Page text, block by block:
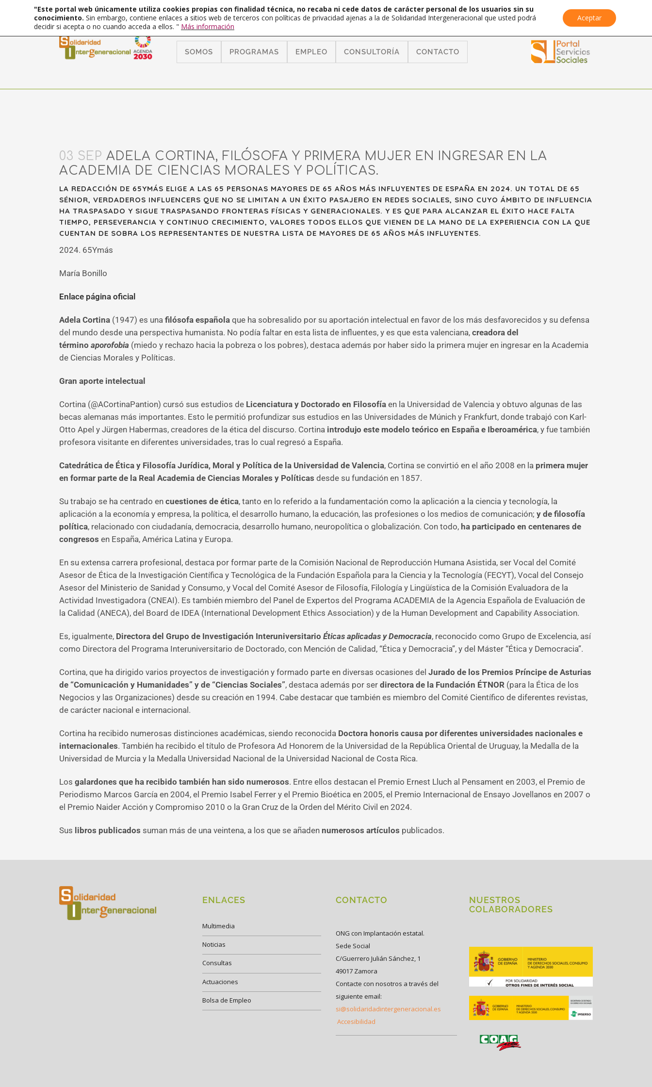
SOMOS PROGRAMAS EMPLEO CONSULTORÍA CONTACTO
03 SEP ADELA CORTINA, FILÓSOFA Y PRIMERA MUJER EN INGRESAR EN LA
ACADEMIA DE CIENCIAS MORALES Y POLÍTICAS.
LA REDACCIÓN DE 65YMÁS ELIGE A LAS 65 PERSONAS MAYORES DE 65 AÑOS MÁS INFLUYENTES DE ESPAÑA EN 2024. UN TOTAL DE 65
SÉNIOR, VERDADEROS INFLUENCERS QUE NO SE LIMITAN A UN ÉXITO PASAJERO EN REDES SOCIALES, SINO CUYO ÁMBITO DE INFLUENCIA
HA TRASPASADO Y SIGUE TRASPASANDO FRONTERAS FÍSICAS Y GENERACIONALES. Y ES QUE PARA ALCANZAR EL ÉXITO HACE FALTA
TIEMPO, PERSEVERANCIA Y CONTINUO CRECIMIENTO, VALORES TODOS ELLOS QUE VIENEN DE LA MANO DE LA EXPERIENCIA CON LA QUE
CUENTAN DE SOBRA LOS REPRESENTANTES DE NUESTRA LISTA DE MAYORES DE 65 AÑOS MÁS INFLUYENTES.
2024. 65Ymás
María Bonillo
Enlace página oficial
Adela Cortina (1947) es una filósofa española que ha sobresalido por su aportación intelectual en favor de los más desfavorecidos y su defensa
del mundo desde una perspectiva humanista. No podía faltar en esta lista de influentes, y es que esta valenciana, creadora del
término aporofobia (miedo y rechazo hacia la pobreza o los pobres), destaca además por haber sido la primera mujer en ingresar en la Academia
de Ciencias Morales y Políticas.
Gran aporte intelectual
Cortina (@ACortinaPantion) cursó sus estudios de Licenciatura y Doctorado en Filosofía en la Universidad de Valencia y obtuvo algunas de las
becas alemanas más importantes. Esto le permitió profundizar sus estudios en las Universidades de Múnich y Frankfurt, donde trabajó con Karl-
Otto Apel y Jürgen Habermas, creadores de la ética del discurso. Cortina introdujo este modelo teórico en España e Iberoamérica, y fue también
profesora visitante en diferentes universidades, tras lo cual regresó a España.
Catedrática de Ética y Filosofía Jurídica, Moral y Política de la Universidad de Valencia, Cortina se convirtió en el año 2008 en la primera mujer
en formar parte de la Real Academia de Ciencias Morales y Políticas desde su fundación en 1857.
Su trabajo se ha centrado en cuestiones de ética, tanto en lo referido a la fundamentación como la aplicación a la ciencia y tecnología, la
aplicación a la economía y empresa, la política, el desarrollo humano, la educación, las profesiones o los medios de comunicación; y de filosofía
política, relacionado con ciudadanía, democracia, desarrollo humano, neuropolítica o globalización. Con todo, ha participado en centenares de
congresos en España, América Latina y Europa.
En su extensa carrera profesional, destaca por formar parte de la Comisión Nacional de Reproducción Humana Asistida, ser Vocal del Comité
Asesor de Ética de la Investigación Científica y Tecnológica de la Fundación Española para la Ciencia y la Tecnología (FECYT), Vocal del Consejo
Asesor del Ministerio de Sanidad y Consumo, y Vocal del Comité Asesor de Filosofía, Filología y Lingüística de la Comisión Evaluadora de la
Actividad Investigadora (CNEAI). Es también miembro del Panel de Expertos del Programa ACADEMIA de la Agencia Española de Evaluación de
la Calidad (ANECA), del Board de IDEA (International Development Ethics Association) y de la Human Development and Capability Association.
Es, igualmente, Directora del Grupo de Investigación Interuniversitario Éticas aplicadas y Democracia, reconocido como Grupo de Excelencia, así
como Directora del Programa Interuniversitario de Doctorado, con Mención de Calidad, “Ética y Democracia”, y del Máster “Ética y Democracia”.
Cortina, que ha dirigido varios proyectos de investigación y formado parte en diversas ocasiones del Jurado de los Premios Príncipe de Asturias
de “Comunicación y Humanidades” y de “Ciencias Sociales”, destaca además por ser directora de la Fundación ÉTNOR (para la Ética de los
Negocios y las Organizaciones) desde su creación en 1994. Cabe destacar que también es miembro del Comité Científico de diferentes revistas,
de carácter nacional e internacional.
Cortina ha recibido numerosas distinciones académicas, siendo reconocida Doctora honoris causa por diferentes universidades nacionales e
internacionales. También ha recibido el título de Profesora Ad Honorem de la Universidad de la República Oriental de Uruguay, la Medalla de la
Universidad de Murcia y la Medalla Universidad Nacional de la Universidad Nacional de Costa Rica.
Los galardones que ha recibido también han sido numerosos. Entre ellos destacan el Premio Ernest Lluch al Pensament en 2003, el Premio de
Periodismo Marcos García en 2004, el Premio Isabel Ferrer y el Premio Bioética en 2005, el Premio Internacional de Ensayo Jovellanos en 2007 o
el Premio Naider Acción y Compromiso 2010 o la Gran Cruz de la Orden del Mérito Civil en 2024.
Sus libros publicados suman más de una veintena, a los que se añaden numerosos artículos publicados.
ENLACES
Multimedia
Noticias
Consultas
Actuaciones
Bolsa de Empleo
CONTACTO
ONG con Implantación estatal.
Sede Social
C/Guerrero Julián Sánchez, 1
49017 Zamora
Contacte con nosotros a través del
siguiente email:
si@solidaridadintergeneracional.es
Accesibilidad
NUESTROS
COLABORADORES
"Este portal web únicamente utiliza cookies propias con finalidad técnica, no recaba ni cede datos de carácter personal de los usuarios sin su
conocimiento. Sin embargo, contiene enlaces a sitios web de terceros con políticas de privacidad ajenas a la de Solidaridad Intergeneracional que usted podrá
decidir si acepta o no cuando acceda a ellos. " Más información
Aceptar